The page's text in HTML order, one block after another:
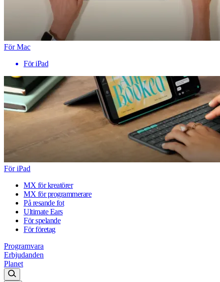
För Mac
För iPad
För iPad
MX för kreatörer
MX för programmerare
På resande fot
Ultimate Ears
För spelande
För företag
Programvara
Erbjudanden
Planet